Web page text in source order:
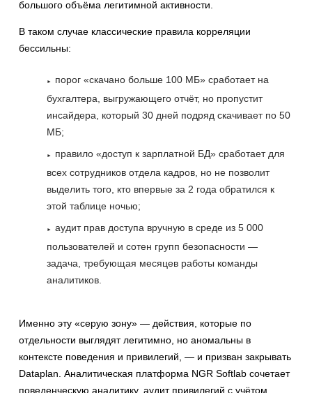
большого объёма легитимной активности.
В таком случае классические правила корреляции
бессильны:
порог «скачано больше 100 МБ» сработает на
бухгалтера, выгружающего отчёт, но пропустит
инсайдера, который 30 дней подряд скачивает по 50
МБ;
правило «доступ к зарплатной БД» сработает для
всех сотрудников отдела кадров, но не позволит
выделить того, кто впервые за 2 года обратился к
этой таблице ночью;
аудит прав доступа вручную в среде из 5 000
пользователей и сотен групп безопасности —
задача, требующая месяцев работы команды
аналитиков.
Именно эту «серую зону» — действия, которые по
отдельности выглядят легитимно, но аномальны в
контексте поведения и привилегий, — и призван закрывать
Dataplan. Аналитическая платформа NGR Softlab сочетает
поведенческую аналитику, аудит привилегий с учётом